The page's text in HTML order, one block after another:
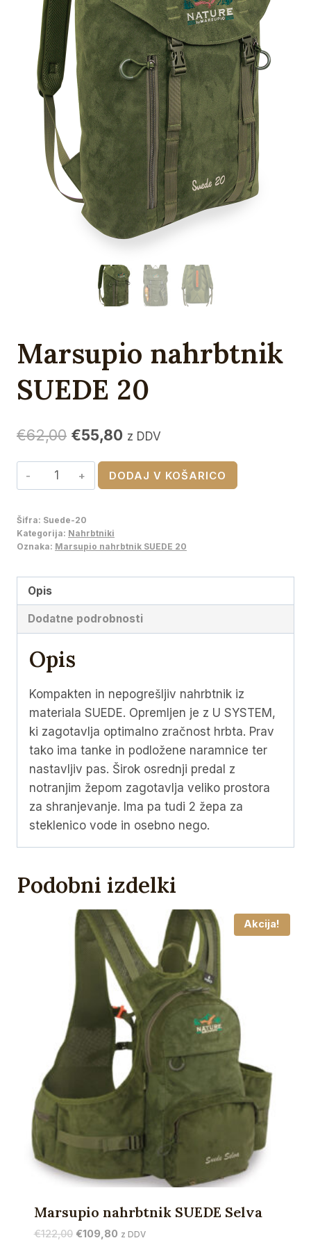
Marsupio nahrbtnik
SUEDE 20
€62,00 Izvirna
cena
je
€62,00.
€55,80 Trenutna
cena
je:
z DDV
Marsupio
nahrbtnik
20
količina
DODAJ V KOŠARICO
Šifra: Suede-20
Kategorija: Nahrbtniki
Oznaka: Marsupio nahrbtnik SUEDE 20
Opis
Dodatne podrobnosti
Opis
Kompakten in nepogrešljiv nahrbtnik iz
materiala SUEDE. Opremljen je z U SYSTEM,
ki zagotavlja optimalno zračnost hrbta. Prav
tako ima tanke in podložene naramnice ter
nastavljiv pas. Širok osrednji predal z
notranjim žepom zagotavlja veliko prostora
za shranjevanje. Ima pa tudi 2 žepa za
steklenico vode in osebno nego.
Podobni izdelki
Akcija!
Marsupio nahrbtnik SUEDE Selva
€122,00 Izvirna
€109,80Trenutna
z DDV